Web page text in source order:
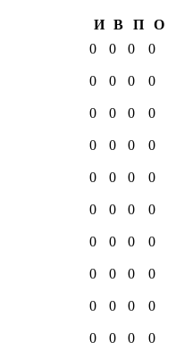
И В П
О
0 0 0 0
0 0 0 0
0 0 0 0
0 0 0 0
0 0 0 0
0 0 0 0
0 0 0 0
0 0 0 0
0 0 0 0
0 0 0 0